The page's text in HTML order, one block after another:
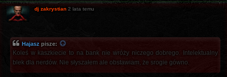
dj zakrystian 2 lata temu
Hajasz pisze:
Koleś w kaszkiecie to na bank nie wróży niczego dobrego. Intelektualny
blek dla nerdów. Nie słyszałem ale obstawiam, że srogie gówno.